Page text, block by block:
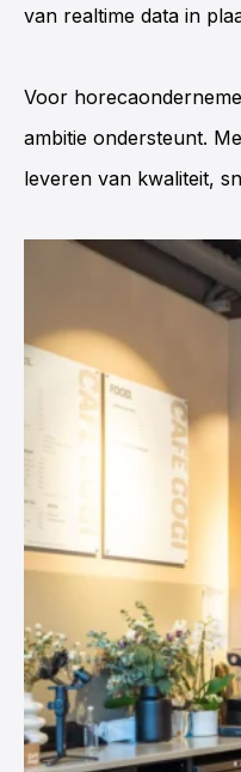
van realtime data in
Voor
ambitie ondersteunt.
leveren van kwaliteit,